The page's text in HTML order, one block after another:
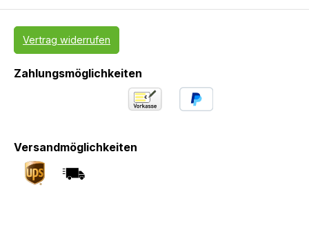
Vertrag widerrufen
Zahlungsmöglichkeiten
Versandmöglichkeiten